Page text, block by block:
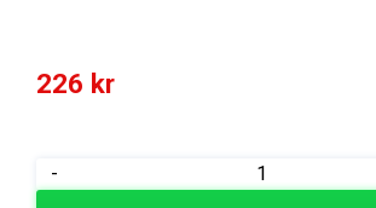
226 kr
-
ADAPTER